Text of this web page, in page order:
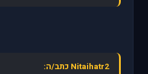
Nitaihatr2 כתב/ה: